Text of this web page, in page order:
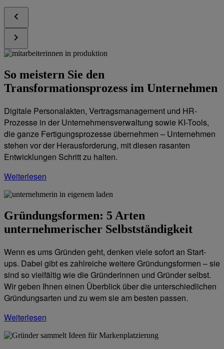
So meistern Sie den
Transformationsprozess im Unternehmen
Digitale Personalakten, Vertragsmanagement und HR-
Prozesse in der Unternehmensverwaltung sowie KI-Tools,
die ganze Fertigungsprozesse übernehmen – Unternehmen
stehen vor der Herausforderung, mit diesen rasanten
Entwicklungen Schritt zu halten.
Weiterlesen
Gründungsformen: 5 Arten
unternehmerischer Selbstständigkeit
Wenn es ums Gründen geht, denken viele sofort an Start-
ups. Dabei gibt es zahlreiche weitere Gründungsformen – sie
sind so vielfältig wie die Gründerinnen und Gründer selbst.
Wir geben Ihnen einen Überblick über die unterschiedlichen
Gründungsarten und zu wem sie am besten passen.
Weiterlesen